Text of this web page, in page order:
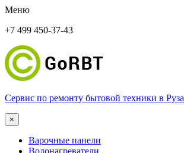
Меню
+7 499 450-37-43
Сервис по ремонту бытовой техники в Руза
×
Варочные панели
Водонагреватели